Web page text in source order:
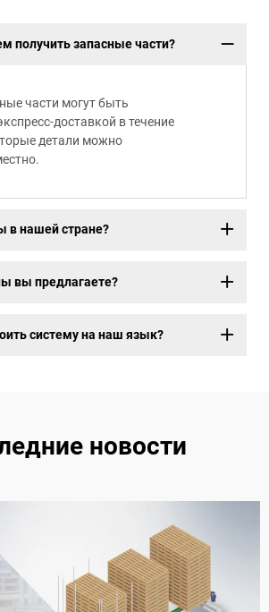
получить запасные части?
части могут быть
доставкой в течение
детали можно
в нашей стране?
вы предлагаете?
систему на наш язык?
новости